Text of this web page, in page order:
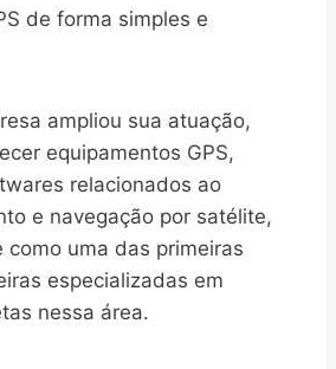
de forma simples e
ampliou sua atuação,
equipamentos GPS,
relacionados ao
e navegação por satélite,
uma das primeiras
especializadas em
nessa área.